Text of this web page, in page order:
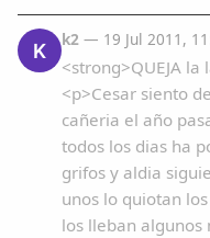
K k2 — 19 Jul 2011,
<strong>QUEJA
<p>Cesar siento
cañeria el año
todos los dias ha
grifos y aldia
unos lo quiotan
los lleban algunos